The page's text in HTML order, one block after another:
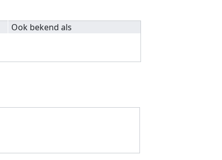
Ook bekend als